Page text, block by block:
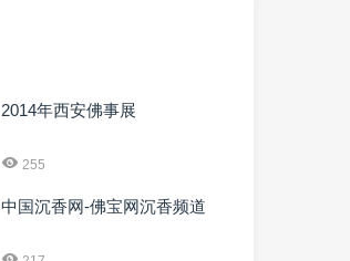
2014年西安佛事展
255
中国沉香网-佛宝网沉香频道